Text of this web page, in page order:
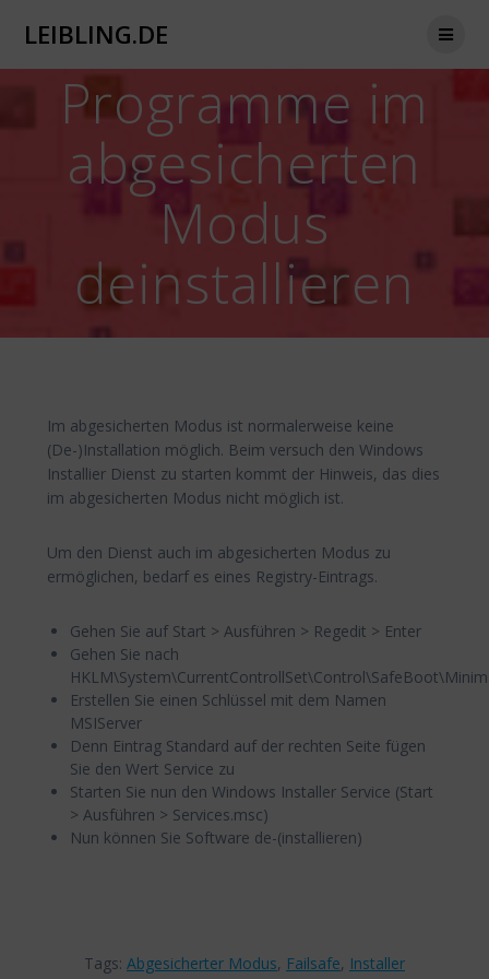
LEIBLING.DE
Programme im
abgesicherten
Modus
deinstallieren
Im abgesicherten Modus ist normalerweise keine
(De-)Installation möglich. Beim versuch den Windows
Installier Dienst zu starten kommt der Hinweis, das dies
im abgesicherten Modus nicht möglich ist.
Um den Dienst auch im abgesicherten Modus zu
ermöglichen, bedarf es eines Registry-Eintrags.
Gehen Sie auf Start > Ausführen > Regedit > Enter
Gehen Sie nach
Erstellen Sie einen Schlüssel mit dem Namen
MSIServer
Denn Eintrag Standard auf der rechten Seite fügen
Sie den Wert Service zu
Starten Sie nun den Windows Installer Service (Start
> Ausführen > Services.msc)
Nun können Sie Software de-(installieren)
Tags: Abgesicherter Modus, Failsafe, Installer